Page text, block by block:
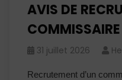
AVIS DE
31 juillet 2026
Recrutement d’un